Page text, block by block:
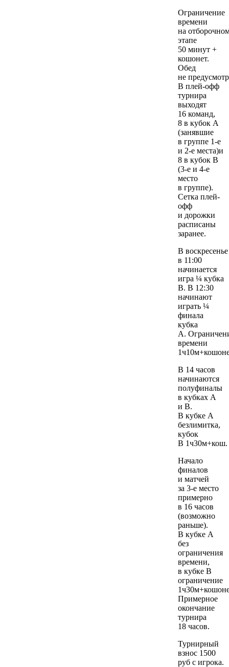
Ограничение
времени
на
этапе
50 минут +
кошонет.
Обед
не
В плей-офф
турнира
выходят
16 команд,
8 в кубок А
(занявшие
в группе 1-е
и 2-е места)и
8 в кубок В
(3-е и 4-е
место
в группе).
Сетка плей-
офф
и дорожки
расписаны
заранее.
В воскресенье
в 11:00
начинается
игра ¼ кубка
В. В 12:30
начинают
играть ¼
финала
кубка
А.
времени
В 14 часов
начинаются
полуфиналы
в кубках А
и В.
В кубке А
безлимитка,
кубок
В 1ч30м+кош.
Начало
финалов
и матчей
за 3-е место
примерно
в 16 часов
(возможно
раньше).
В кубке А
без
ограничения
времени,
в кубке В
ограничение
Примерное
окончание
турнира
18 часов.
Турнирный
взнос 1500
руб с игрока.